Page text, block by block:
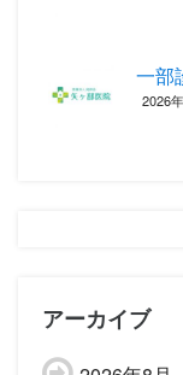
一部
2026
アーカイブ